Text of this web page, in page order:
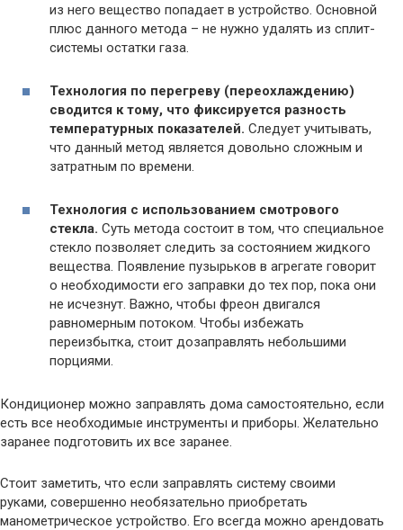
из него вещество попадает в устройство. Основной
плюс данного метода – не нужно удалять из сплит-
системы остатки газа.
Технология по перегреву (переохлаждению)
сводится к тому, что фиксируется разность
температурных показателей. Следует учитывать,
что данный метод является довольно сложным и
затратным по времени.
Технология с использованием смотрового
стекла. Суть метода состоит в том, что специальное
стекло позволяет следить за состоянием жидкого
вещества. Появление пузырьков в агрегате говорит
о необходимости его заправки до тех пор, пока они
не исчезнут. Важно, чтобы фреон двигался
равномерным потоком. Чтобы избежать
переизбытка, стоит дозаправлять небольшими
порциями.
Кондиционер можно заправлять дома самостоятельно, если
есть все необходимые инструменты и приборы. Желательно
заранее подготовить их все заранее.
Стоит заметить, что если заправлять систему своими
руками, совершенно необязательно приобретать
манометрическое устройство. Его всегда можно арендовать